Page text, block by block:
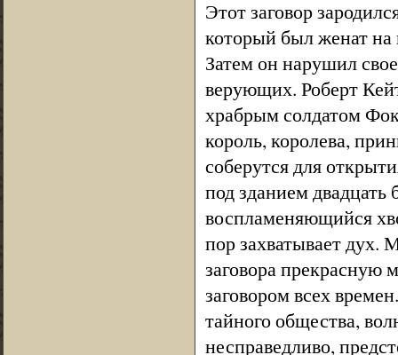
Этот заговор
который был женат на
Затем он нарушил
верующих. Роберт
храбрым солдатом
король, королева,
соберутся для
под зданием двадцать
воспламеняющийся
пор захватывает дух.
заговора прекрасную
заговором всех
тайного общества,
несправедливо,